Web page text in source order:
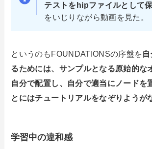
テストをhipファイルとして
をいじりながら動画を見た。
というのもFOUNDATIONSの序盤を
るためには、サンプルとなる原始的な
自分で配置し、自分で適当にノードを
とにはチュートリアルをなぞりようが
学習中の違和感